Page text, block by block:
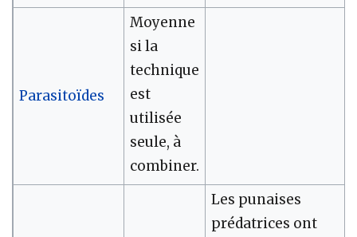
Parasitoïdes
Moyenne
si la
technique
est
utilisée
seule, à
combiner.
Les punaises
prédatrices ont